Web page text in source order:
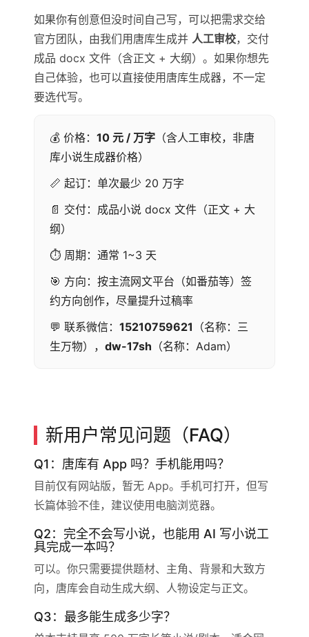
如果你有创意但没时间自己写，可以把需求交给
官方团队，由我们用唐库生成并人工审校，交付
成品 docx 文件（含正文 + 大纲）。如果你想先
自己体验，也可以直接使用唐库生成器，不一定
要选代写。
💰 价格：10 元 / 万字 （含人工审校，非唐
库小说生成器价格）
📏 起订：单次最少 20 万字
📄 交付：成品小说 docx 文件（正文 + 大
纲）
⏱ 周期：通常 1~3 天
🎯 方向：按主流网文平台（如番茄等）签
约方向创作，尽量提升过稿率
💬 联系微信：15210759621
（名称：三
生万物），dw-17sh （名称：Adam）
新用户常见问题（FAQ）
Q1：唐库有 App 吗？手机能用吗？
目前仅有网站版，暂无 App。手机可打开，但写
长篇体验不佳，建议使用电脑浏览器。
Q2：完全不会写小说，也能用 AI 写小说工
具完成一本吗？
可以。你只需要提供题材、主角、背景和大致方
向，唐库会自动生成大纲、人物设定与正文。
Q3：最多能生成多少字？